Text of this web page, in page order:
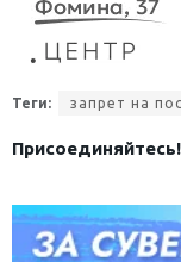
Теги: запрет на